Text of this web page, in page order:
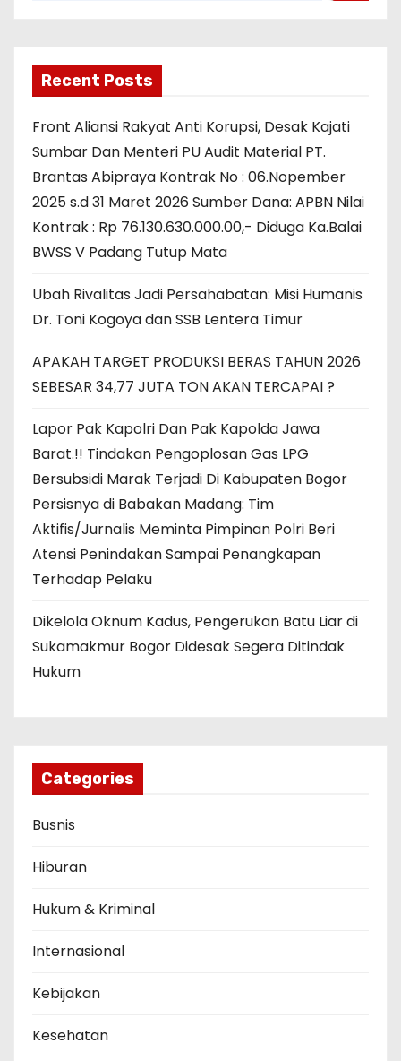
Recent Posts
Front Aliansi Rakyat Anti Korupsi, Desak Kajati
Sumbar Dan Menteri PU Audit Material PT.
Brantas Abipraya Kontrak No : 06.Nopember
2025 s.d 31 Maret 2026 Sumber Dana: APBN Nilai
Kontrak : Rp 76.130.630.000.00,- Diduga Ka.Balai
BWSS V Padang Tutup Mata
Ubah Rivalitas Jadi Persahabatan: Misi Humanis
Dr. Toni Kogoya dan SSB Lentera Timur
APAKAH TARGET PRODUKSI BERAS TAHUN 2026
SEBESAR 34,77 JUTA TON AKAN TERCAPAI ?
Lapor Pak Kapolri Dan Pak Kapolda Jawa
Barat.!! Tindakan Pengoplosan Gas LPG
Bersubsidi Marak Terjadi Di Kabupaten Bogor
Persisnya di Babakan Madang: Tim
Aktifis/Jurnalis Meminta Pimpinan Polri Beri
Atensi Penindakan Sampai Penangkapan
Terhadap Pelaku
Dikelola Oknum Kadus, Pengerukan Batu Liar di
Sukamakmur Bogor Didesak Segera Ditindak
Hukum
Categories
Busnis
Hiburan
Hukum & Kriminal
Internasional
Kebijakan
Kesehatan